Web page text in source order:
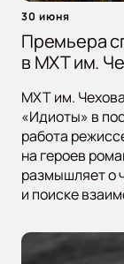
30 июня
Премьера
в МХТ им.
МХТ им.
«Идиоты» в
работа
на героев
размышляет о
и поиске